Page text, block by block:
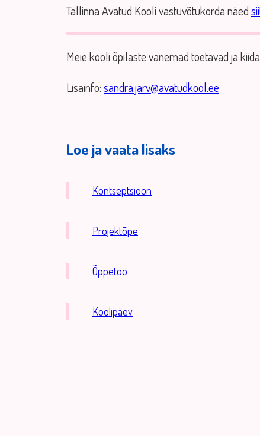
Tallinna Avatud Kooli vastuvõtukorda näed
Meie kooli õpilaste vanemad toetavad ja
Lisainfo:sandra.jarv@avatudkool.ee
Loe ja vaata lisaks
Kontseptsioon
Projektõpe
Õppetöö
Koolipäev